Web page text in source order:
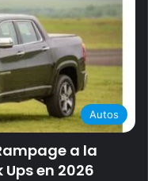
Autos
a la
Ups en 2026